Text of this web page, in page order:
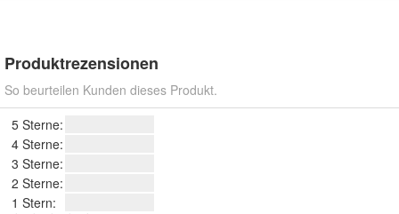
Produktrezensionen
So beurteilen Kunden dieses Produkt.
5 Sterne:
4 Sterne:
3 Sterne:
2 Sterne:
1 Stern: